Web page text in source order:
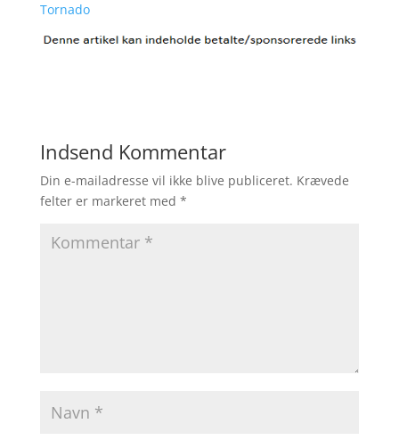
Tornado
Indsend Kommentar
Din e-mailadresse vil ikke blive publiceret. Krævede
felter er markeret med *